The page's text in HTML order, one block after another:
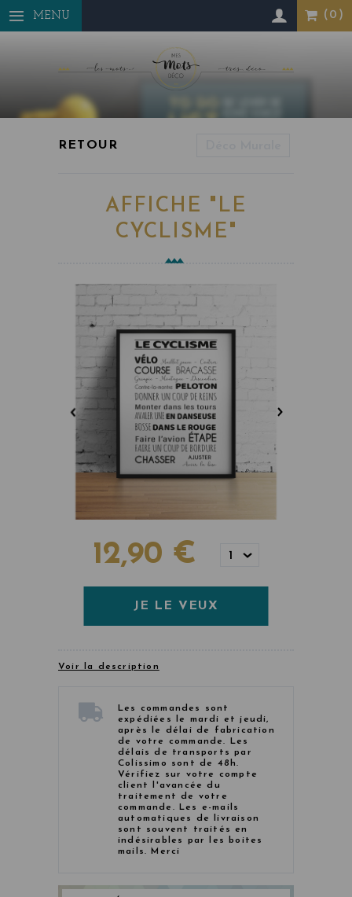
MENU
AFFICHE "LE
CYCLISME"
12,90 € 1
JE LE VEUX
Voir la description
Les commandes sont
expédiées le mardi et jeudi,
après le délai de fabrication
de votre commande. Les
délais de transports par
Colissimo sont de 48h.
Vérifiez sur votre compte
client l'avancée du
traitement de votre
commande. Les e-mails
automatiques de livraison
sont souvent traités en
indésirables par les boites
mails. Merci